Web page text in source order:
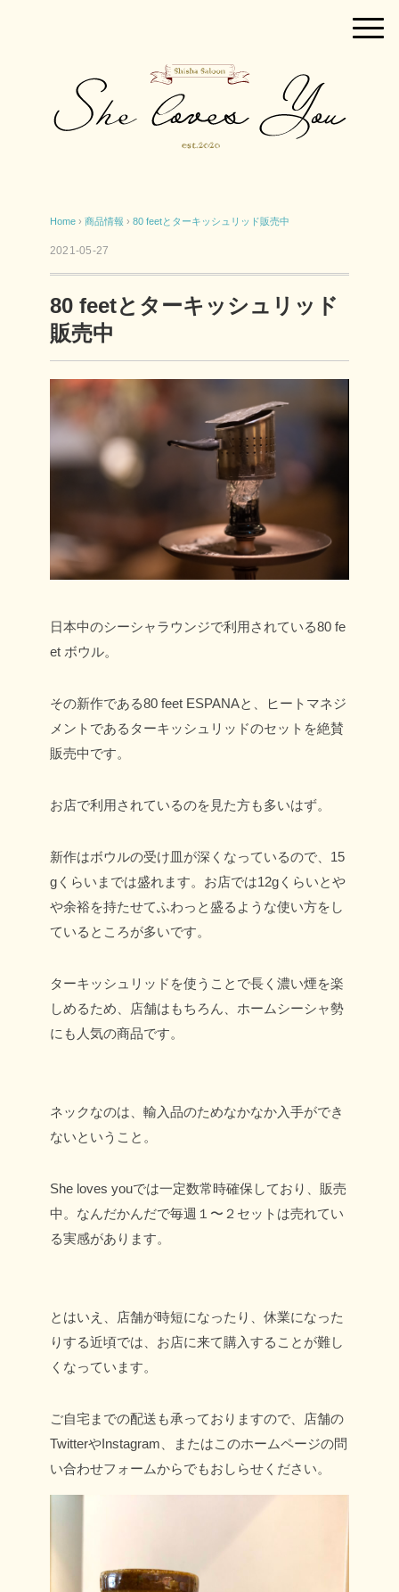
Home › 商品情報 › 80 feetとターキッシュリッド販売中
2021-05-27
80 feetとターキッシュリッド
販売中
日本中のシーシャラウンジで利用されている80 fe
et ボウル。
その新作である80 feet ESPANAと、ヒートマネジ
メントであるターキッシュリッドのセットを絶賛
販売中です。
お店で利用されているのを見た方も多いはず。
新作はボウルの受け皿が深くなっているので、15
gくらいまでは盛れます。お店では12gくらいとや
や余裕を持たせてふわっと盛るような使い方をし
ているところが多いです。
ターキッシュリッドを使うことで長く濃い煙を楽
しめるため、
店舗はもちろん、ホームシーシャ勢
にも人気の商品です。
ネックなのは、輸入品のためなかなか入手ができ
ないということ。
She loves youでは一定数常時確保しており、販売
中。 なんだかんだで毎週１〜２セットは売れてい
る実感があります。
とはいえ、店舗が時短になったり、休業になった
りする近頃では、お店に来て購入することが難し
くなっています。
ご自宅までの配送も承っておりますので、店舗の
TwitterやInstagram、またはこのホームページの問
い合わせフォームからでもおしらせください。